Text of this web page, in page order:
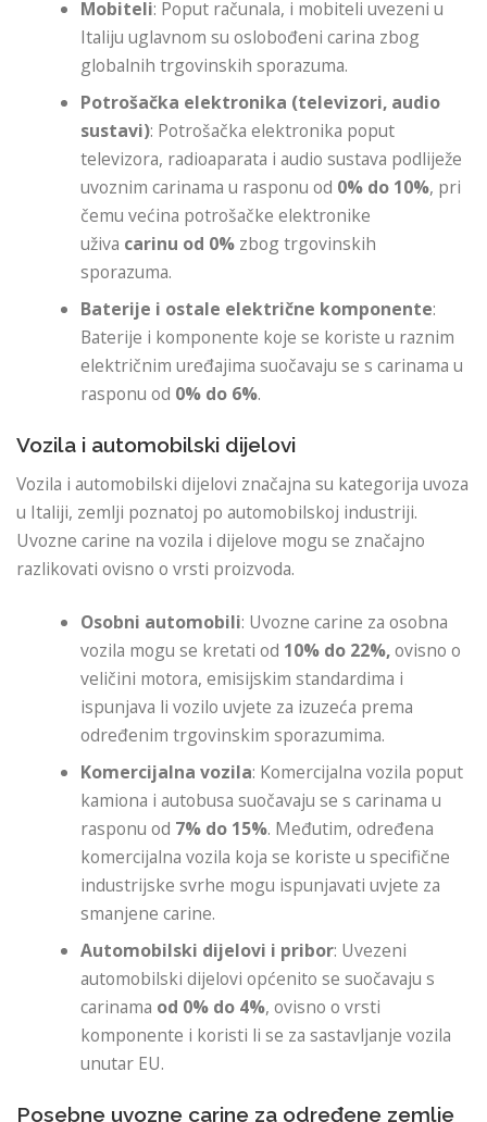
Mobiteli: Poput računala, i mobiteli uvezeni u
Italiju uglavnom su oslobođeni carina zbog
globalnih trgovinskih sporazuma.
Potrošačka elektronika (televizori, audio
sustavi): Potrošačka elektronika poput
televizora, radioaparata i audio sustava podliježe
uvoznim carinama u rasponu od 0% do 10%, pri
čemu većina potrošačke elektronike
uživa carinu od 0% zbog trgovinskih
sporazuma.
Baterije i ostale električne komponente:
Baterije i komponente koje se koriste u raznim
električnim uređajima suočavaju se s carinama u
rasponu od 0% do 6%.
Vozila i automobilski dijelovi
Vozila i automobilski dijelovi značajna su kategorija uvoza
u Italiji, zemlji poznatoj po automobilskoj industriji.
Uvozne carine na vozila i dijelove mogu se značajno
razlikovati ovisno o vrsti proizvoda.
Osobni automobili: Uvozne carine za osobna
vozila mogu se kretati od 10% do 22%,ovisno o
veličini motora, emisijskim standardima i
ispunjava li vozilo uvjete za izuzeća prema
određenim trgovinskim sporazumima.
Komercijalna vozila: Komercijalna vozila poput
kamiona i autobusa suočavaju se s carinama u
rasponu od 7% do 15%. Međutim, određena
komercijalna vozila koja se koriste u specifične
industrijske svrhe mogu ispunjavati uvjete za
smanjene carine.
Automobilski dijelovi i pribor: Uvezeni
automobilski dijelovi općenito se suočavaju s
carinama od 0% do 4%, ovisno o vrsti
komponente i koristi li se za sastavljanje vozila
unutar EU.
Posebne uvozne carine za određene zemlje